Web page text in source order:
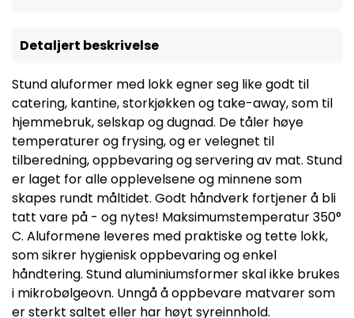
Detaljert beskrivelse
Stund aluformer med lokk egner seg like godt til
catering, kantine, storkjøkken og take-away, som til
hjemmebruk, selskap og dugnad. De tåler høye
temperaturer og frysing, og er velegnet til
tilberedning, oppbevaring og servering av mat. Stund
er laget for alle opplevelsene og minnene som
skapes rundt måltidet. Godt håndverk fortjener å bli
tatt vare på - og nytes! Maksimumstemperatur 350°
C. Aluformene leveres med praktiske og tette lokk,
som sikrer hygienisk oppbevaring og enkel
håndtering. Stund aluminiumsformer skal ikke brukes
i mikrobølgeovn. Unngå å oppbevare matvarer som
er sterkt saltet eller har høyt syreinnhold.